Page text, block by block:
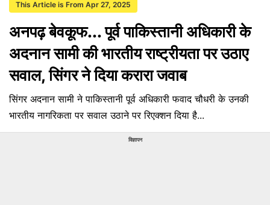
This Article is From Apr 27, 2025
अनपढ़ बेवकूफ... पूर्व पाकिस्तानी अधिकारी के
अदनान सामी की भारतीय राष्ट्रीयता पर उठाए
सवाल, सिंगर ने दिया करारा जवाब
सिंगर अदनान सामी ने पाकिस्तानी पूर्व अधिकारी फवाद चौधरी के उनकी
भारतीय नागरिकता पर सवाल उठाने पर रिएक्शन दिया है...
विज्ञापन